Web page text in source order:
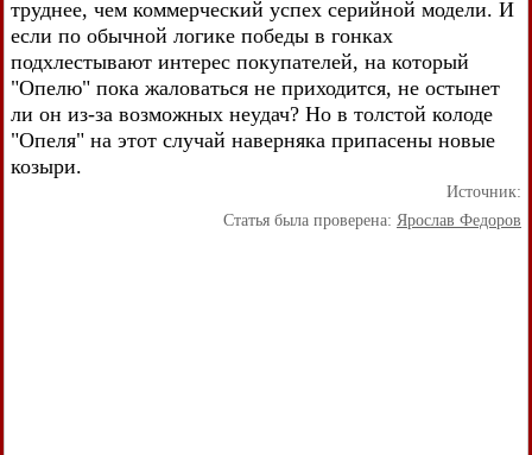
труднее, чем коммерческий успех серийной модели. И
если по обычной логике победы в гонках
подхлестывают интерес покупателей, на который
"Опелю" пока жаловаться не приходится, не остынет
ли он из-за возможных неудач? Но в толстой колоде
"Опеля" на этот случай наверняка припасены новые
козыри.
Источник:
Статья была проверена: Ярослав Федоров